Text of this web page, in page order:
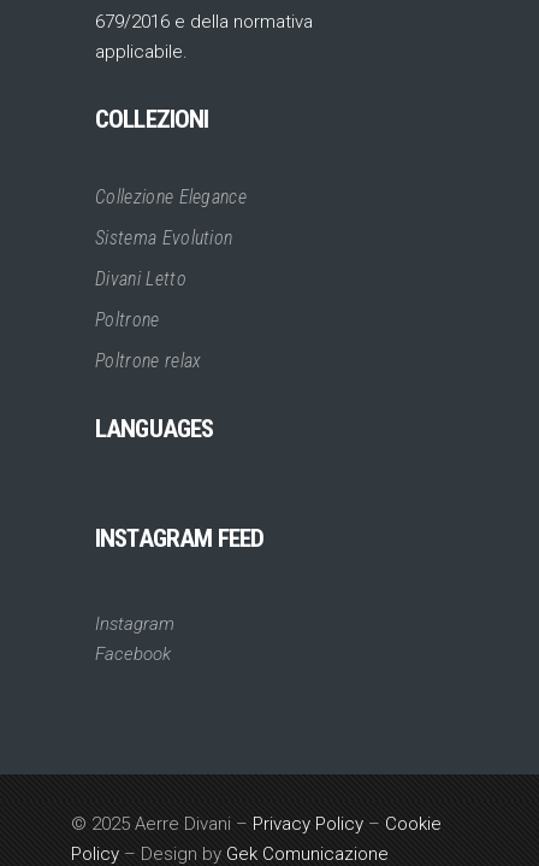
679/2016 e della normativa
applicabile.
COLLEZIONI
Collezione Elegance
Sistema Evolution
Divani Letto
Poltrone
Poltrone relax
LANGUAGES
INSTAGRAM FEED
Instagram
Facebook
© 2025 Aerre Divani – Privacy Policy – Cookie
Policy – Design by Gek Comunicazione